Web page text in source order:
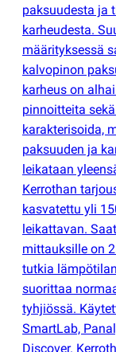
paksuudesta ja
karheudesta.
määrityksessä
kalvopinon
karheus on
pinnoitteita
karakterisoida,
paksuuden ja
leikataan
Kerrothan
kasvatettu yli
leikattavan.
mittauksille on
tutkia
suorittaa
tyhjiössä.
SmartLab,
Discover.